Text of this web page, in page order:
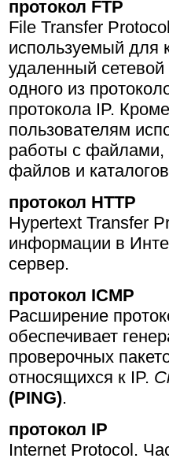
протокол FTP
File Transfer
используемый для
удаленный
одного из
протокола IP.
пользователям
работы с файлами,
файлов и
протокол HTTP
Hypertext Transfer
информации в
сервер.
протокол ICMP
Расширение
обеспечивает
проверочных
относящихся к IP.
(PING).
протокол IP
Internet Protocol.